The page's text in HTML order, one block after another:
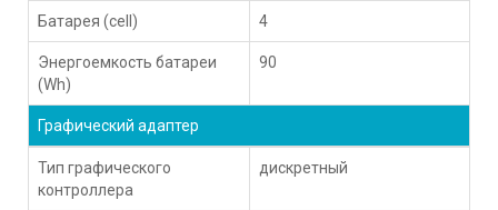
Батарея (cell) 4
Энергоемкость батареи
(Wh)
90
Графический адаптер
Тип графического
контроллера
дискретный